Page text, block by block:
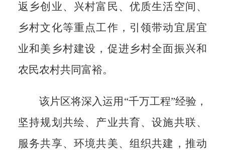
返乡创业、兴村富民、优质生活空间、
乡村文化等重点工作，引领带动宜居宜
业和美乡村建设，促进乡村全面振兴和
农民农村共同富裕。
该片区将深入运用 “千万工程”经验，
坚持规划共绘、产业共育、设施共联、
服务共享、环境共美、组织共建，推动